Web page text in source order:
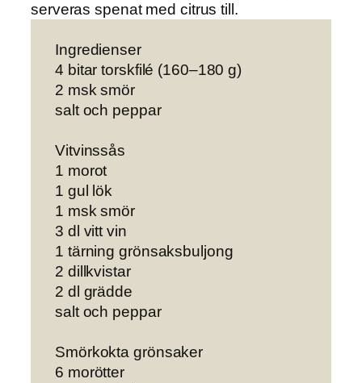
serveras spenat med citrus till.
Ingredienser
4 bitar torskfilé (160–180 g)
2 msk smör
salt och peppar
Vitvinssås
1 morot
1 gul lök
1 msk smör
3 dl vitt vin
1 tärning grönsaksbuljong
2 dillkvistar
2 dl grädde
salt och peppar
Smörkokta grönsaker
6 morötter